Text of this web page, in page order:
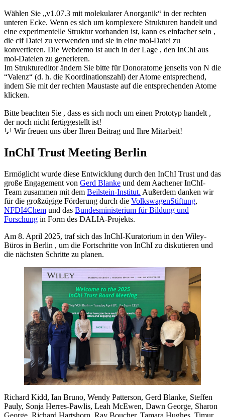
Wählen Sie „v1.07.3 mit molekularer Anorganik“ in der rechten
unteren Ecke. Wenn es sich um komplexere Strukturen handelt und
eine experimentelle Struktur vorhanden ist, kann es einfacher sein ,
die cif Datei zu verwenden und sie in eine mol-Datei zu
konvertieren. Die Webdemo ist auch in der Lage , den InChI aus
mol-Dateien zu generieren.
Im Struktureditor ändern Sie bitte für Donoratome jenseits von N die
“Valenz“ (d. h. die Koordinationszahl) der Atome entsprechend,
indem Sie mit der rechten Maustaste auf die entsprechenden Atome
klicken.
Bitte beachten Sie , dass es sich noch um einen Prototyp handelt ,
der noch nicht fertiggestellt ist!
💬 Wir freuen uns über Ihren Beitrag und Ihre Mitarbeit!
InChI Trust Meeting Berlin
Ermöglicht wurde diese Entwicklung durch den InChI Trust und das
große Engagement von Gerd Blanke und dem Aachener InChI-
Team zusammen mit dem Beilstein-Institut. Außerdem danken wir
für die großzügige Förderung durch die VolkswagenStiftung,
NFDI4Chem und das Bundesministerium für Bildung und
Forschung in Form des DALIA-Projekts.
Am 8. April 2025, traf sich das InChI-Kuratorium in den Wiley-
Büros in Berlin , um die Fortschritte von InChI zu diskutieren und
die nächsten Schritte zu planen.
Richard Kidd, Ian Bruno, Wendy Patterson, Gerd Blanke, Steffen
Pauly, Sonja Herres-Pawlis, Leah McEwen, Dawn George, Sharon